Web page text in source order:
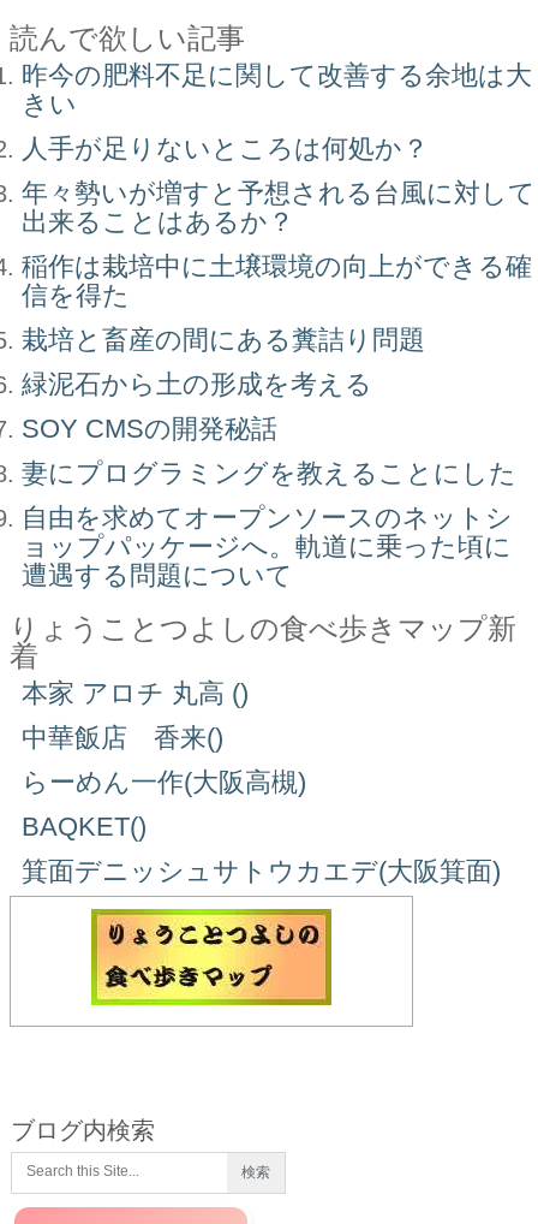
読んで欲しい記事
昨今の肥料不足に関して改善する余地は大
きい
人手が足りないところは何処か？
年々勢いが増すと予想される台風に対して
出来ることはあるか？
稲作は栽培中に土壌環境の向上ができる確
信を得た
栽培と畜産の間にある糞詰り問題
緑泥石から土の形成を考える
SOY CMSの開発秘話
妻にプログラミングを教えることにした
自由を求めてオープンソースのネットシ
ョップパッケージへ。軌道に乗った頃に
遭遇する問題について
りょうことつよしの食べ歩きマップ新
着
本家 アロチ 丸高 ()
中華飯店 香来()
らーめん一作(大阪高槻)
BAQKET()
箕面デニッシュサトウカエデ(大阪箕面)
ブログ内検索